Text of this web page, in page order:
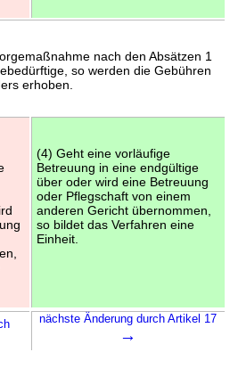
nach den Absätzen 1
so werden die Gebühren
erhoben.
(4) Geht eine vorläufige
Betreuung in eine endgültige
über oder wird eine Betreuung
oder Pflegschaft von einem
anderen Gericht übernommen,
so bildet das Verfahren eine
Einheit.
nächste Änderung durch Artikel 17
→